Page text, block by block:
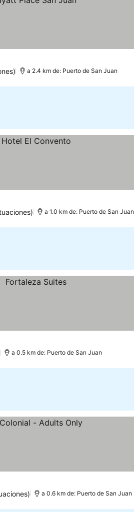
a 2.4 km de: Puerto de San Juan
a 1.0 km de: Puerto de San Juan
a 0.5 km de: Puerto de San Juan
a 0.6 km de: Puerto de San Juan